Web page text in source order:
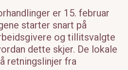
er 15. februar
starter snart på
og tillitsvalgte
dette skjer. De lokale
retningslinjer fra